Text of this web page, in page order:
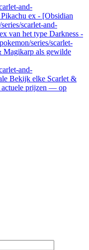
and-
ex - [Obsidian
scarlet-and-
van het type Darkness -
series/scarlet-
als gewilde
and-
Bekijk elke Scarlet &
actuele prijzen — op